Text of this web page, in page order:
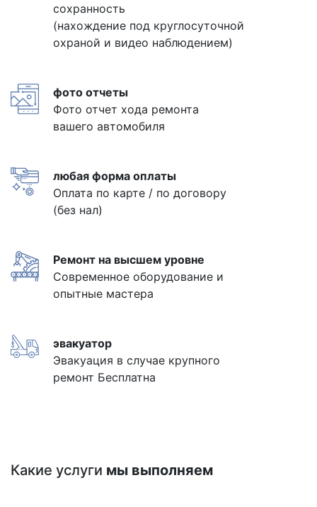
сохранность
(нахождение под круглосуточной
охраной и видео наблюдением)
фото отчеты
Фото отчет хода ремонта
вашего автомобиля
любая форма оплаты
Оплата по карте / по договору
(без нал)
Ремонт на высшем уровне
Современное оборудование и
опытные мастера
эвакуатор
Эвакуация в случае крупного
ремонт Бесплатна
Какие услуги мы выполняем